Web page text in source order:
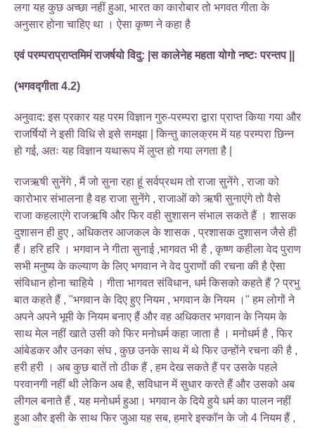
लगा यह कुछ अच्छा नहीं हुआ, भारत का कारोबार तो भगवत गीता के
अनुसार होना चाहिए था । ऐसा कृष्ण ने कहा है
एवं परम्पराप्राप्तमिमं राजर्षयो विदु: |स कालेनेह महता योगो नष्टः परन्तप ||
(भगवद्गीता 4.2)
अनुवाद: इस प्रकार यह परम विज्ञान गुरु-परम्परा द्वारा प्राप्त किया गया और
राजर्षियों ने इसी विधि से इसे समझा | किन्तु कालक्रम में यह परम्परा छिन्न
हो गई, अतः यह विज्ञान यथारूप में लुप्त हो गया लगता है |
राजऋषी सुनेंगे , मैं जो सुना रहा हूं सर्वप्रथम तो राजा सुनेंगे , राजा को
कारोभार संभालना है वह राजा सुनेंगे , राजाओं को ऋषी सुनाएंगे तो वैसे
राजा कहलाएंगे राजऋषि और फिर वही सुशासन संभाल सकते हैं । शासक
दुशासन ही हुए , अधिकतर आजकल के शासक , प्रशासक दुशासन जैसे ही
हैं। हरि हरि । भगवान ने गीता सुनाई ,भागवत भी है , कृष्ण कहीला वेद पुराण
सभी मनुष्य के कल्याण के लिए भगवान ने वेद पुराणों की रचना की है ऐसा
संविधान होना चाहिये । गीता भागवत संविधान, धर्म किसको कहते हैं ? प्रभु
बात कहते हैं , "भगवान के दिए हुए नियम , भगवान के नियम ।" हम लोगों ने
अपने अपने भूमी के नियम बनाए हैं और वह अधिकतर भगवान के नियम के
साथ मेल नहीं खाते उसी को फिर मनोधर्म कहा जाता है । मनोधर्म है , फिर
आंबेडकर और उनका संघ , कुछ उनके साथ में थे फिर उन्होंने रचना की है ,
हरी हरी । अब कुछ बातें तो ठीक हैं , हम देख सकते हैं पर उसके पहले
परवानगी नहीं थी लेकिन अब है, सविधान में सुधार करते हैं और उसको अब
लीगल बनाते हैं , यह मनोधर्म हुआ। भगवान के दिये हुये धर्म का पालन नहीं
हुआ और इसी के साथ फिर जुआ यह सब, हमारे इस्कॉन के जो 4 नियम हैं ,